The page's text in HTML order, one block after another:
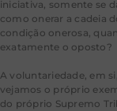
iniciativa, somente se
como onerar a cadeia
condição onerosa,
exatamente o oposto?
A voluntariedade, em
vejamos o próprio
do próprio Supremo